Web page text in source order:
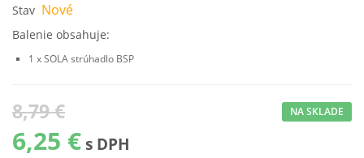
Stav Nové
Balenie obsahuje:
1 x SOLA strúhadlo BSP
8,79 €
6,25 € s DPH
NA SKLADE